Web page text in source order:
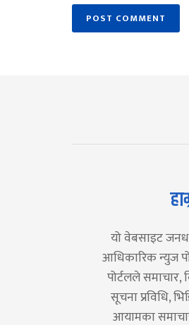
यो वेबसाइट
आधिकारिक न्युज
पोर्टलले समाचार,
सूचना प्रविधि,
आयामका